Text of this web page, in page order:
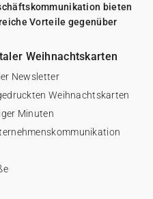
bieten
Vorteile gegenüber
Weihnachtskarten
Newsletter
Weihnachtskarten
Minuten